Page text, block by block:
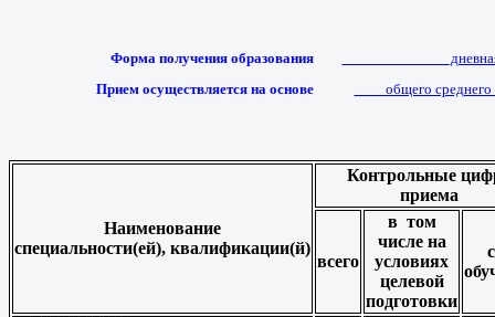
Форма получения образования
Прием осуществляется на основе
____общего
Наименование
специальности(ей), квалификации(й)
Контрольные
приема
всего
в том
числе на
условиях
целевой
подготовки